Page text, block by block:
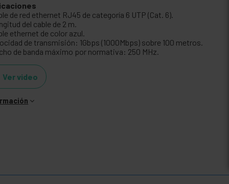
de red ethernet RJ45 de categoría 6 UTP (Cat. 6).
del cable de 2 m.
ethernet de color azul.
de transmisión: 1Gbps (1000Mbps) sobre 100 metros.
de banda máximo por normativa: 250 MHz.
Ver video